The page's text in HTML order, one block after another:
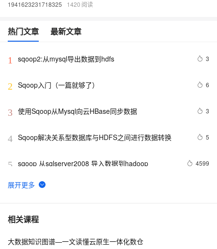
1941623231718325 1420
热门文章 最新文章
1 sqoop2:从mysql导出数据到hdfs 3
2 Sqoop入门（一篇就够了） 6
3 使用Sqoop从Mysql向云HBase同步数据 3
4 Sqoop解决关系型数据库与HDFS之间进行数据转换 5
5 sqoop 从sqlserver2008 导入数据到hadoop 4599
6
【大数据开发运维解决方案】Oracle通过sqoop同步数据
7 使用Sqoop导出Mysql数据到Hive（实战案例）
8 【大数据开发运维解决方案】Sqoop增量同步
相关课程
大数据知识图谱—一文读懂云原生一体化数仓